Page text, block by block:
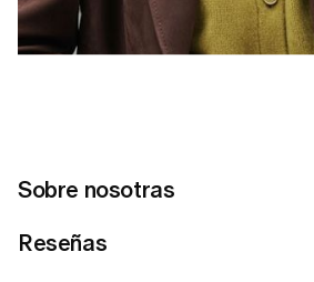
Sobre nosotras
Reseñas